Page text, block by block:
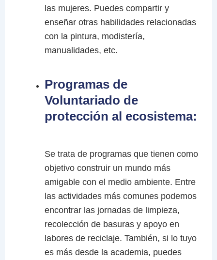
las mujeres. Puedes compartir y
enseñar otras habilidades relacionadas
con la pintura, modistería,
manualidades, etc.
Programas de
Voluntariado de
protección al ecosistema:
Se trata de programas que tienen como
objetivo construir un mundo más
amigable con el medio ambiente. Entre
las actividades más comunes podemos
encontrar las jornadas de limpieza,
recolección de basuras y apoyo en
labores de reciclaje. También, si lo tuyo
es más desde la academia, puedes